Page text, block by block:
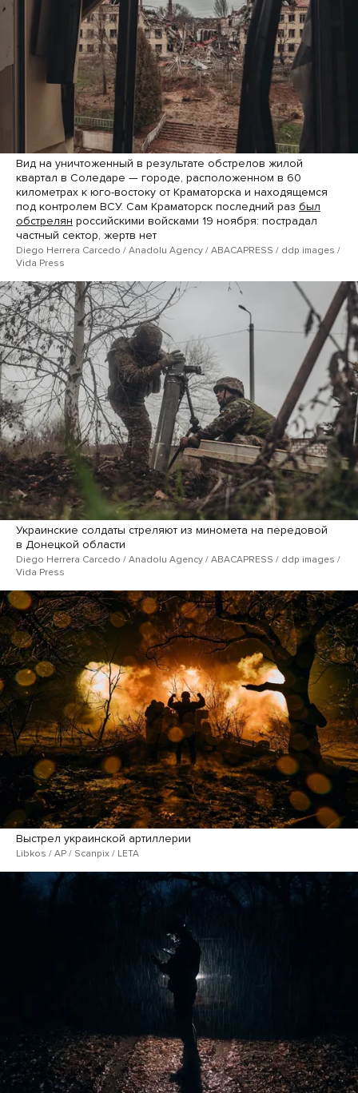
Вид на уничтоженный в результате обстрелов жилой
квартал в Соледаре — городе, расположенном в 60
километрах к юго-востоку от Краматорска и находящемся
под контролем ВСУ. Сам Краматорск последний раз был
обстрелян российскими войсками 19 ноября: пострадал
частный сектор, жертв нет
Diego Herrera Carcedo / Anadolu Agency / ABACAPRESS / ddp ​images /
Vida Press
Украинские солдаты стреляют из миномета на передовой
в Донецкой области
Diego Herrera Carcedo / Anadolu Agency / ABACAPRESS / ddp ​images /
Vida Press
Выстрел украинской артиллерии
Libkos / AP / Scanpix / LETA